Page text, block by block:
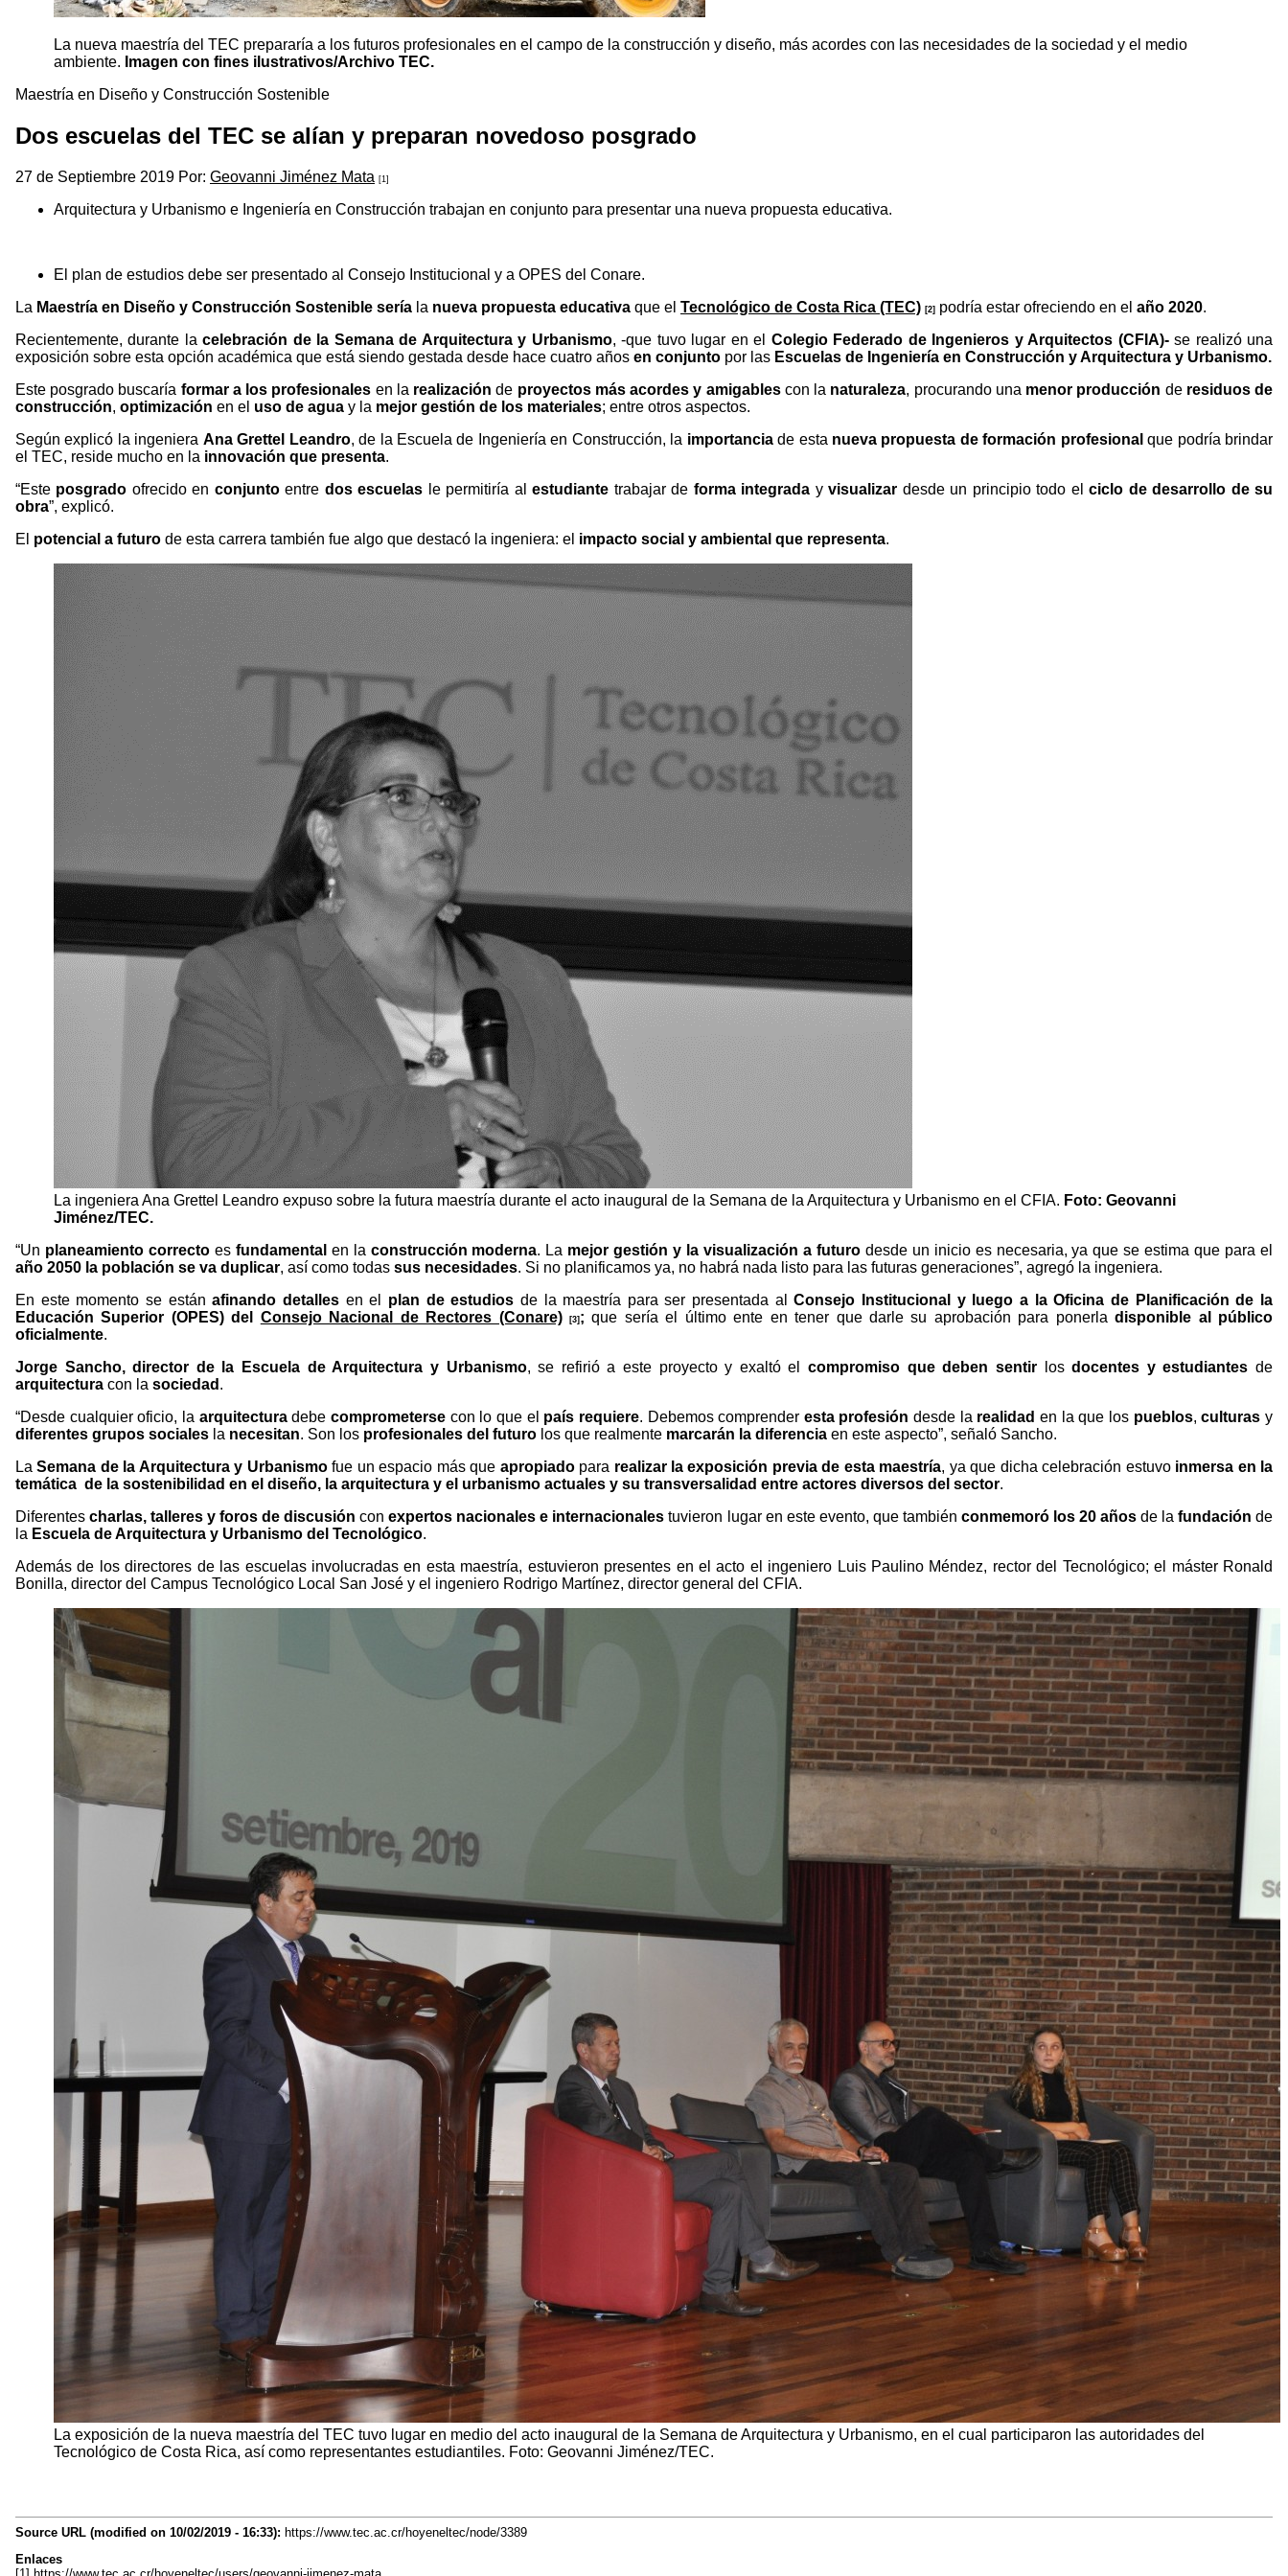
La nueva maestría del TEC prepararía a los futuros profesionales en el campo de la construcción y diseño, más acordes con las necesidades de la sociedad y el medio
ambiente. Imagen con fines ilustrativos/Archivo TEC.
Maestría en Diseño y Construcción Sostenible
Dos escuelas del TEC se alían y preparan novedoso posgrado
27 de Septiembre 2019 Por: Geovanni Jiménez Mata [1]
Arquitectura y Urbanismo e Ingeniería en Construcción trabajan en conjunto para presentar una nueva propuesta educativa.
El plan de estudios debe ser presentado al Consejo Institucional y a OPES del Conare.
La Maestría en Diseño y Construcción Sostenible sería la nueva propuesta educativa que el Tecnológico de Costa Rica (TEC) [2] podría estar ofreciendo en el año 2020.
Recientemente, durante lacelebración de la Semana de Arquitectura y Urbanismo, -que tuvo lugar en el Colegio Federado de Ingenieros y Arquitectos (CFIA)-se realizó una
exposición sobre esta opción académica que está siendo gestada desde hace cuatro años en conjunto por las Escuelas de Ingeniería en Construcción y Arquitectura y Urbanismo.
Este posgrado buscaría formar a los profesionales en la realización de proyectos más acordes y amigablescon la naturaleza, procurando una menor producción de residuos de
construcción, optimización en el uso de agua y la mejor gestión de los materiales; entre otros aspectos.
Según explicó la ingeniera Ana Grettel Leandro, de la Escuela de Ingeniería en Construcción, la importanciade esta nueva propuesta de formación profesional que podría brindar
el TEC, reside mucho en la innovación que presenta.
“Este posgrado ofrecido en conjuntoentre dos escuelas le permitiría alestudiante trabajar de forma integrada yvisualizar desde un principio todo elciclo de desarrollo de su
obra”, explicó.
El potencial a futuro de esta carrera también fue algo que destacó la ingeniera: el impacto social y ambiental que representa.
La ingeniera Ana Grettel Leandro expuso sobre la futura maestría durante el acto inaugural de la Semana de la Arquitectura y Urbanismo en el CFIA. Foto: Geovanni
Jiménez/TEC.
“Un planeamiento correctoes fundamental en la construcción moderna. La mejor gestión y la visualización a futurodesde un inicio es necesaria, ya que se estima que para el
año 2050 la población se va duplicar, así como todas sus necesidades. Si no planificamos ya, no habrá nada listo para las futuras generaciones”, agregó la ingeniera.
En este momento se estánafinando detallesen el plan de estudios de la maestría para ser presentada alConsejo Institucional y luego a la Oficina de Planificación de la
Educación Superior (OPES) del Consejo Nacional de Rectores (Conare) [3];que sería el último ente en tener que darle su aprobación para ponerladisponible al público
oficialmente.
Jorge Sancho, director de la Escuela de Arquitectura y Urbanismo, se refirió a este proyecto y exaltó elcompromiso que deben sentir losdocentes y estudiantes de
arquitectura con la sociedad .
“Desde cualquier oficio, la arquitecturadebe comprometersecon lo que el país requiere. Debemos comprender esta profesión desde la realidad en la que los pueblos,culturas y
diferentes grupos sociales la necesitan. Son los profesionales del futuro los que realmente marcarán la diferencia en este aspecto”, señaló Sancho.
LaSemana de la Arquitectura y Urbanismofue un espacio más que apropiadopara realizar la exposición previa de esta maestría, ya que dicha celebración estuvo inmersa en la
temática de la sostenibilidad en el diseño, la arquitectura y el urbanismo actuales y su transversalidad entre actores diversos del sector.
Diferentescharlas, talleres y foros de discusión conexpertos nacionales e internacionales tuvieron lugar en este evento, que también conmemoró los 20 añosde lafundación de
la Escuela de Arquitectura y Urbanismo del Tecnológico.
Además de los directores de las escuelas involucradas en esta maestría, estuvieron presentes en el acto el ingeniero Luis Paulino Méndez, rector del Tecnológico; el máster Ronald
Bonilla, director del Campus Tecnológico Local San José y el ingeniero Rodrigo Martínez, director general del CFIA.
La exposición de la nueva maestría del TEC tuvo lugar en medio del acto inaugural de la Semana de Arquitectura y Urbanismo, en el cual participaron las autoridades del
Tecnológico de Costa Rica, así como representantes estudiantiles. Foto: Geovanni Jiménez/TEC.
Source URL (modified on 10/02/2019 - 16:33): https://www.tec.ac.cr/hoyeneltec/node/3389
Enlaces